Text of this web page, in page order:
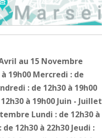
au 15 Novembre
19h00 Mercredi : de
: de 12h30 à 19h00
à 19h00 Juin - Juillet
Lundi : de 12h30 à
12h30 à 22h30 Jeudi :